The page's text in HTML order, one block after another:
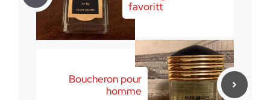
favoritt
Boucheron pour
homme